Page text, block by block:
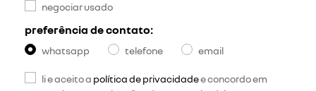
negociar usado
preferência de contato:
whatsapp telefone email
li e aceito a política de privacidadee concordo em